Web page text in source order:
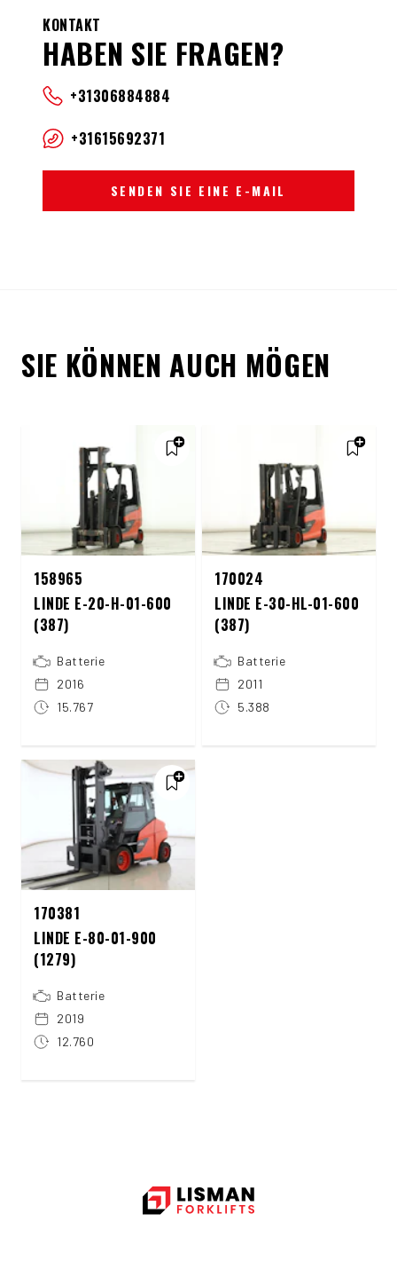
KONTAKT
HABEN SIE FRAGEN?
+31306884884
+31615692371
SENDEN SIE EINE E-MAIL
SIE KÖNNEN AUCH MÖGEN
158965
LINDE E-20-H-01-600
(387)
Batterie
2016
15.767
170024
LINDE E-30-HL-01-600
(387)
Batterie
2011
5.388
170381
LINDE E-80-01-900
(1279)
Batterie
2019
12.760